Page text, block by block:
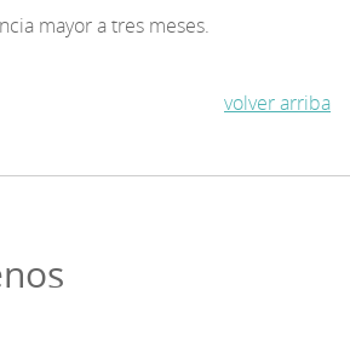
mayor a tres meses.
volver arriba